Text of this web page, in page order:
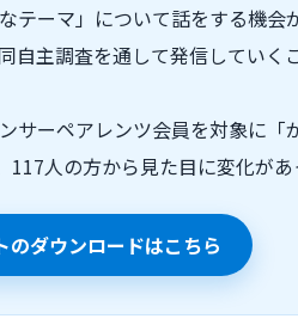
テーマ」について話をする機
自主調査を通して発信してい
サーペアレンツ会員を対象に
117人の方から見た目に変化があ
のダウンロードはこちら